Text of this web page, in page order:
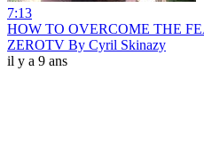
7:13
HOW TO OVERCOME THE
ZEROTV By Cyril Skinazy
il y a 9 ans